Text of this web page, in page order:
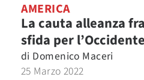
AMERICA
La cauta alleanza
sfida per
di Domenico Maceri
25 Marzo 2022